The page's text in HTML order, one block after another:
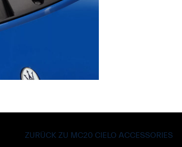
ZURÜCK ZU MC20 CIELO ACCESSORIES